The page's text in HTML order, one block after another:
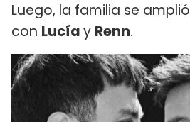
Luego, la familia se amplió
con Lucíay Renn.